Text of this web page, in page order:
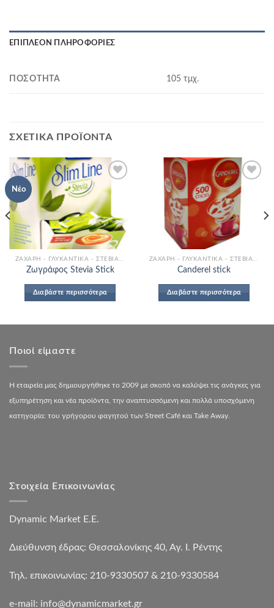
ΕΠΙΠΛΈΟΝ ΠΛΗΡΟΦΟΡΊΕΣ
ΠΟΣΌΤΗΤΑ 105 τμχ.
ΣΧΕΤΙΚΆ ΠΡΟΪΌΝΤΑ
Νέο
Add to
Wishlist
ΖΆΧΑΡΗ - ΓΛΥΚΑΝΤΙΚΆ - ΣΤΈΒΙΑ - ΆΧΝΗ
Ζωγράφος Stevia Stick
Διαβάστε περισσότερα
Wishlist
ΖΆΧΑΡΗ - ΓΛΥΚΑΝΤΙΚΆ - ΣΤΈΒΙΑ - ΆΧΝΗ
Canderel stick
Διαβάστε περισσότερα
Ποιοί είμαστε
Η εταιρεία μας δημιουργήθηκε το 2009 με σκοπό να καλύψει τις ανάγκες για
εξυπηρέτηση και νέα προϊόντα, την αναπτυσσόμενη και πολλά υποσχόμενη
κατηγορία: του γρήγορου φαγητού των Street Café και Take Away.
Στοιχεία Επικοινωνίας
Dynamic Market Ε.Ε.
Διεύθυνση έδρας: Θεσσαλονίκης 40, Αγ. Ι. Ρέντης
Τηλ. επικοινωνίας: 210-9330507 & 210-9330584
e-mail: info@dynamicmarket.gr